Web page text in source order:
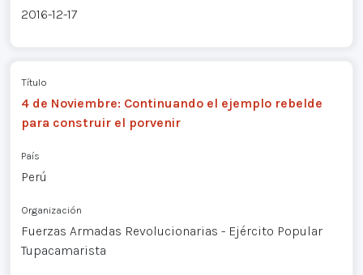
2016-12-17
Título
4 de Noviembre: Continuando el ejemplo rebelde
para construir el porvenir
País
Perú
Organización
Fuerzas Armadas Revolucionarias - Ejército Popular
Tupacamarista